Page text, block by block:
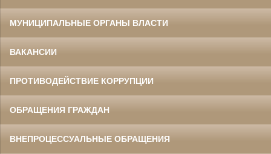
МУНИЦИПАЛЬНЫЕ ОРГАНЫ ВЛАСТИ
ВАКАНСИИ
ПРОТИВОДЕЙСТВИЕ КОРРУПЦИИ
ОБРАЩЕНИЯ ГРАЖДАН
ВНЕПРОЦЕССУАЛЬНЫЕ ОБРАЩЕНИЯ